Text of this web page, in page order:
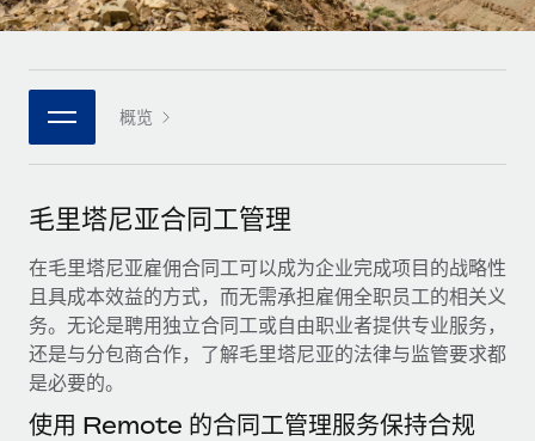
团队的内置核心人力资源功能
连接 新的
使用我们的 MCP 将任何人工智能工具与 Remote 平台相连
借助核心业务工具简化流程
服务
咨询专家
获得全球人力资源与合规方面的专家帮助
背景调查
企业
与我们携手合作
战略技术合作伙伴
与我们共探合作机遇
Remote Build 即将推出
集成与人工智能自动化咨询
案例研究
人力资源术语表
核对表和模板
职位描述库
网络研讨会
活动
新闻室
薪金与人才洞察
洞察中心
获得支持
Italiano
Português (Portugal)
日本語
한국어
中文（简体）
概览
毛里塔尼亚合同工管理
在毛里塔尼亚雇佣合同工可以成为企业完成项目的战略性
且具成本效益的方式，而无需承担雇佣全职员工的相关义
务。无论是聘用独立合同工或自由职业者提供专业服务，
还是与分包商合作，了解毛里塔尼亚的法律与监管要求都
是必要的。
使用 Remote 的合同工管理服务保持合规